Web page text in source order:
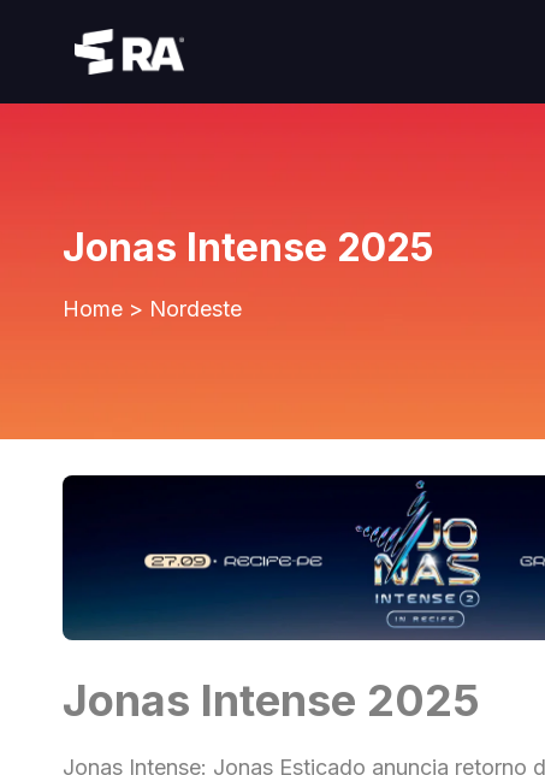
Jonas Intense 2025
Home > Nordeste
Jonas Intense 2025
Jonas Intense: Jonas Esticado anuncia retorno